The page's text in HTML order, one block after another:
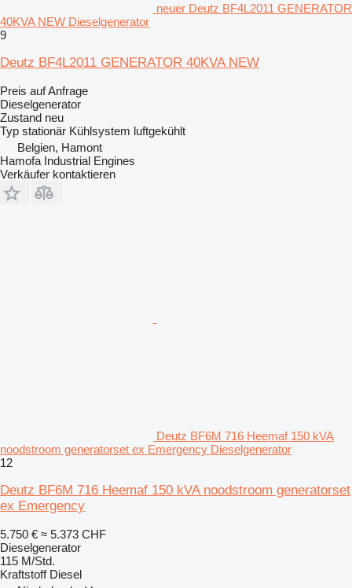
neuer Deutz BF4L2011 GENERATOR
40KVA NEW Dieselgenerator
9
Deutz BF4L2011 GENERATOR 40KVA NEW
Preis auf Anfrage
Dieselgenerator
Zustand neu
Typ stationär Kühlsystem luftgekühlt
Belgien, Hamont
Hamofa Industrial Engines
Verkäufer kontaktieren
Deutz BF6M 716 Heemaf 150 kVA
noodstroom generatorset ex Emergency Dieselgenerator
12
Deutz BF6M 716 Heemaf 150 kVA noodstroom generatorset
ex Emergency
5.750 € ≈ 5.373 CHF
Dieselgenerator
115 M/Std.
Kraftstoff Diesel